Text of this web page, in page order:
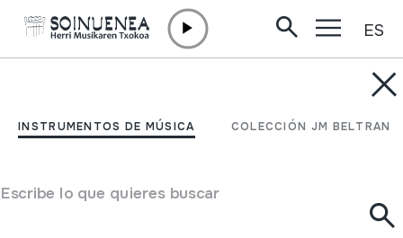
INSTRUMENTOS DE MÚSICA COLECCIÓN JM BELTRAN
Escribe lo que quieres buscar
ES
Revista Internacional de
Nazioarteko Eusko